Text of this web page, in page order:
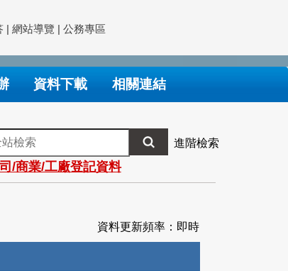
| 網站導覽 | 公務專區
資料下載 相關連結
進階檢索
/商業/工廠登記資料
資料更新頻率：即時